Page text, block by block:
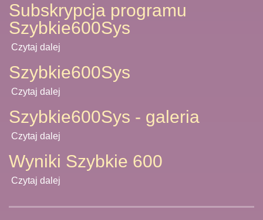
Subskrypcja programu
Szybkie600Sys
Czytaj dalej
Szybkie600Sys
Czytaj dalej
Szybkie600Sys - galeria
Czytaj dalej
Wyniki Szybkie 600
Czytaj dalej